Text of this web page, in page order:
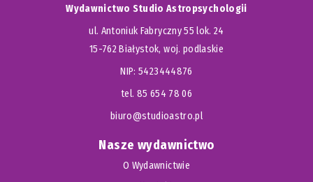
Wydawnictwo Studio Astropsychologii
ul. Antoniuk Fabryczny 55 lok. 24
15-762 Białystok, woj. podlaskie
NIP: 5423444876
tel. 85 654 78 06
biuro@studioastro.pl
Nasze wydawnictwo
O Wydawnictwie